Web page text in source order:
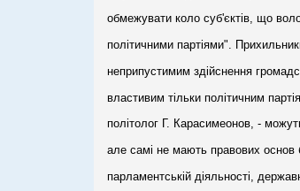
обмежувати коло суб'єктів, що
політичними партіями".
неприпустимим здійснення
властивим тільки політичним
політолог Г. Карасимеонов, -
але самі не мають правових основ
парламентській діяльності,